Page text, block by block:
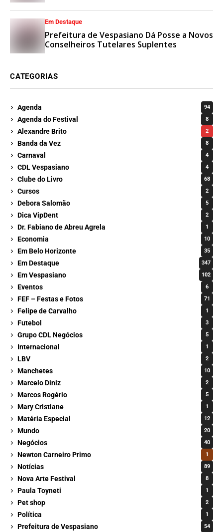
Em Destaque
Prefeitura de Vespasiano Dá Posse a Novos
Conselheiros Tutelares Suplentes
CATEGORIAS
Agenda 94
Agenda do Festival 8
Alexandre Brito 2
Banda da Vez 8
Carnaval 4
CDL Vespasiano 4
Clube do Livro 68
Cursos 2
Debora Salomão 5
Dica VipDent 2
Dr. Fabiano de Abreu Agrela 1
Economia 10
Em Belo Horizonte 35
Em Destaque 347
Em Vespasiano 102
Eventos 6
FEF – Festas e Fotos 71
Felipe de Carvalho 1
Futebol 3
Grupo CDL Negócios 5
Internacional 1
LBV 2
Manchetes 10
Marcelo Diniz 2
Marcos Rogério 5
Mary Cristiane 1
Matéria Especial 12
Mundo 20
Negócios 40
Newton Carneiro Primo 1
Notícias 89
Nova Arte Festival 8
Paula Toyneti 1
Pet shop 2
Política 1
Prefeitura de Vespasiano 54